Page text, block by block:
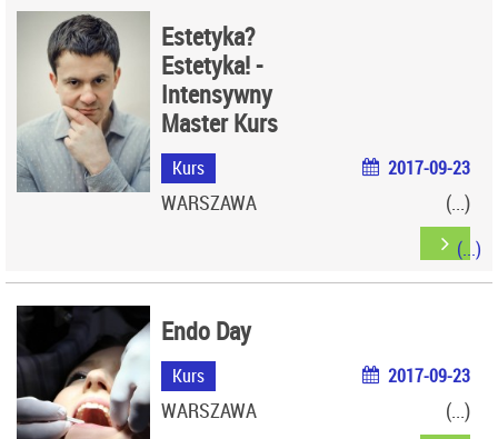
Estetyka?
Estetyka! -
Intensywny
Master Kurs
Kurs 2017-09-23
WARSZAWA
Endo Day
Kurs 2017-09-23
WARSZAWA